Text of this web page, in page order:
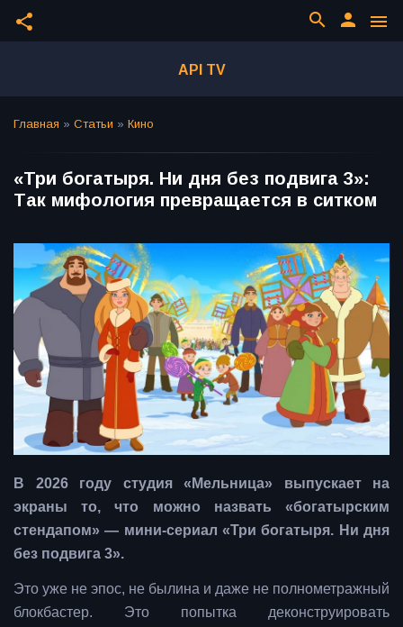
share menu
person
search
API TV
Главная » Статьи » Кино
«Три богатыря. Ни дня без подвига 3»:
Так мифология превращается в ситком
В 2026 году студия «Мельница» выпускает на
экраны то, что можно назвать «богатырским
стендапом» — мини-сериал «Три богатыря. Ни дня
без подвига 3».
Это уже не эпос, не былина и даже не полнометражный
блокбастер. Это попытка деконструировать